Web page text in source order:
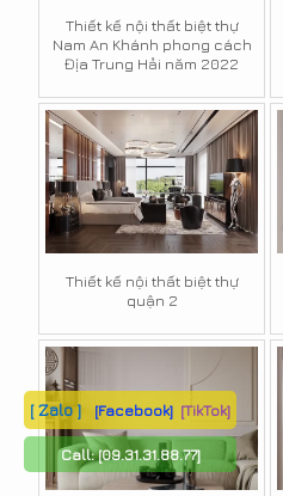
Thiết kế nội thất biệt thự
Nam An Khánh phong cách
Địa Trung Hải năm 2022
Thiết kế nội thất biệt thự
quận 2
[ Zalo ] [Facebook] [TikTok]
Call:[09.31.31.88.77]